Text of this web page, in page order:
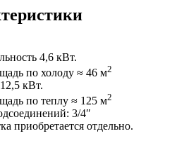
4,6 кВт.
по холоду ≈ 46 м2
кВт.
по теплу ≈ 125 м2
3/4″
приобретается отдельно.